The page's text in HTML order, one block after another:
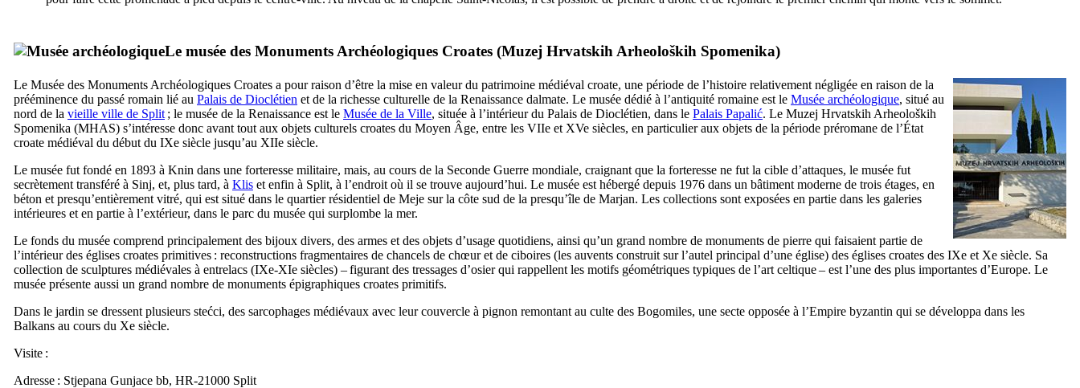
Le musée des Monuments Archéologiques Croates (Muzej Hrvatskih Arheoloških Spomenika)
Le Musée des Monuments Archéologiques Croates a pour raison d’être la mise en valeur du patrimoine médiéval croate, une période de l’histoire relativement négligée en raison de la
prééminence du passé romain lié au Palais de Dioclétien et de la richesse culturelle de la Renaissance dalmate. Le musée dédié à l’antiquité romaine est le Musée archéologique, situé au
nord de la vieille ville de Split ; le musée de la Renaissance est le Musée de la Ville, située à l’intérieur du Palais de Dioclétien, dans le Palais Papalić. Le Muzej Hrvatskih Arheoloških
Spomenika (MHAS) s’intéresse donc avant tout aux objets culturels croates du Moyen Âge, entre les VIIe et XVe siècles, en particulier aux objets de la période préromane de l’État
croate médiéval du début du IXe siècle jusqu’au XIIe siècle.
Le musée fut fondé en 1893 à Knin dans une forteresse militaire, mais, au cours de la Seconde Guerre mondiale, craignant que la forteresse ne fut la cible d’attaques, le musée fut
secrètement transféré à Sinj, et, plus tard, à Klis et enfin à Split, à l’endroit où il se trouve aujourd’hui. Le musée est hébergé depuis 1976 dans un bâtiment moderne de trois étages, en
béton et presqu’entièrement vitré, qui est situé dans le quartier résidentiel de Meje sur la côte sud de la presqu’île de Marjan. Les collections sont exposées en partie dans les galeries
intérieures et en partie à l’extérieur, dans le parc du musée qui surplombe la mer.
Le fonds du musée comprend principalement des bijoux divers, des armes et des objets d’usage quotidiens, ainsi qu’un grand nombre de monuments de pierre qui faisaient partie de
l’intérieur des églises croates primitives : reconstructions fragmentaires de chancels de chœur et de ciboires (les auvents construit sur l’autel principal d’une église) des églises croates des IXe et Xe siècle. Sa
collection de sculptures médiévales à entrelacs (IXe-XIe siècles) – figurant des tressages d’osier qui rappellent les motifs géométriques typiques de l’art celtique – est l’une des plus importantes d’Europe. Le
musée présente aussi un grand nombre de monuments épigraphiques croates primitifs.
Dans le jardin se dressent plusieurs stećci, des sarcophages médiévaux avec leur couvercle à pignon remontant au culte des Bogomiles, une secte opposée à l’Empire byzantin qui se développa dans les
Balkans au cours du Xe siècle.
Visite :
Adresse : Stjepana Gunjace bb, HR-21000 Split